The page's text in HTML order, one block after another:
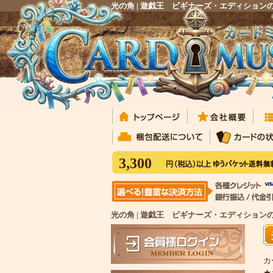
光の角 | 遊戯王 ビギナーズ・エディション
3,300
光の角 | 遊戯王 ビギナーズ・エディション